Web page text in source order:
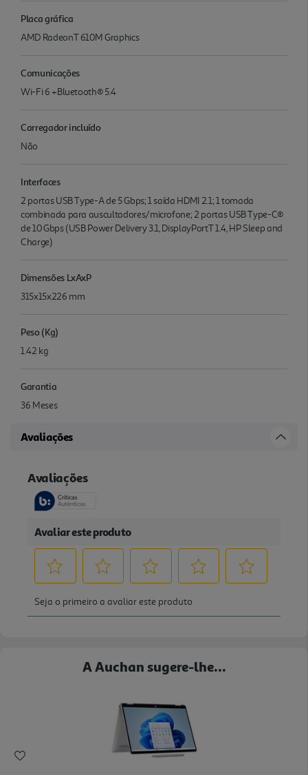
Placa gráfica
AMD RadeonT 610M Graphics
Comunicações
Wi-Fi 6 +Bluetooth® 5.4
Carregador incluído
Não
Interfaces
2 portas USB Type-A de 5 Gbps; 1 saída HDMI 2.1; 1 tomada
combinada para auscultadores/microfone; 2 portas USB Type-C®
de 10 Gbps (USB Power Delivery 3.1, DisplayPortT 1.4, HP Sleep and
Charge)
Dimensões LxAxP
315x15x226 mm
Peso (Kg)
1.42 kg
Garantia
36 Meses
Avaliações
A Auchan sugere-lhe...